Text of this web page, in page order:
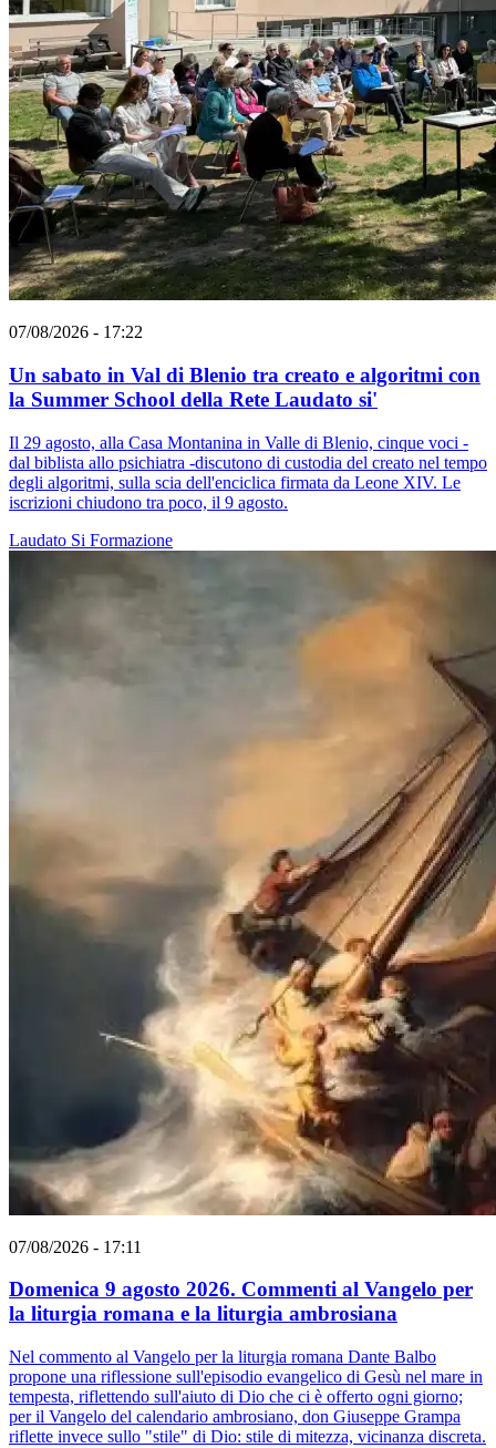
07/08/2026 - 17:22
Un sabato in Val di Blenio tra creato e algoritmi con
la Summer School della Rete Laudato si'
Il 29 agosto, alla Casa Montanina in Valle di Blenio, cinque voci -
dal biblista allo psichiatra -discutono di custodia del creato nel tempo
degli algoritmi, sulla scia dell'enciclica firmata da Leone XIV. Le
iscrizioni chiudono tra poco, il 9 agosto.
Laudato Si Formazione
07/08/2026 - 17:11
Domenica 9 agosto 2026. Commenti al Vangelo per
la liturgia romana e la liturgia ambrosiana
Nel commento al Vangelo per la liturgia romana Dante Balbo
propone una riflessione sull'episodio evangelico di Gesù nel mare in
tempesta, riflettendo sull'aiuto di Dio che ci è offerto ogni giorno;
per il Vangelo del calendario ambrosiano, don Giuseppe Grampa
riflette invece sullo "stile" di Dio: stile di mitezza, vicinanza discreta.